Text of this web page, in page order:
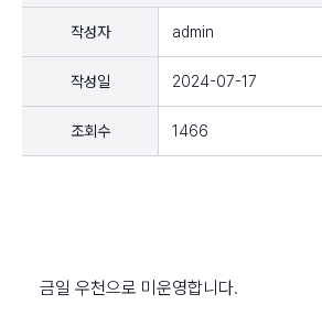
작성자 admin
작성일 2024-07-17
조회수 1466
금일 우천으로 미운영합니다.